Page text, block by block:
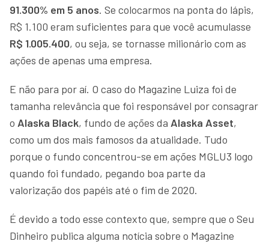
91.300% em 5 anos. Se colocarmos na ponta do lápis,
R$ 1.100 eram suficientes para que você acumulasse
R$ 1.005.400, ou seja, se tornasse milionário com as
ações de apenas uma empresa.
E não para por aí. O caso do Magazine Luiza foi de
tamanha relevância que foi responsável por consagrar
o Alaska Black, fundo de ações da Alaska Asset,
como um dos mais famosos da atualidade. Tudo
porque o fundo concentrou-se em ações MGLU3 logo
quando foi fundado, pegando boa parte da
valorização dos papéis até o fim de 2020.
É devido a todo esse contexto que, sempre que o Seu
Dinheiro publica alguma notícia sobre o Magazine